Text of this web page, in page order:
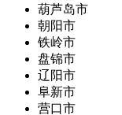
葫芦岛市
朝阳市
铁岭市
盘锦市
辽阳市
阜新市
营口市